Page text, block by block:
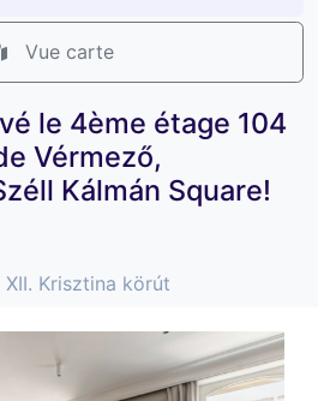
Vue carte
le 4ème étage 104
Vérmező,
Kálmán Square!
XII. Krisztina körút